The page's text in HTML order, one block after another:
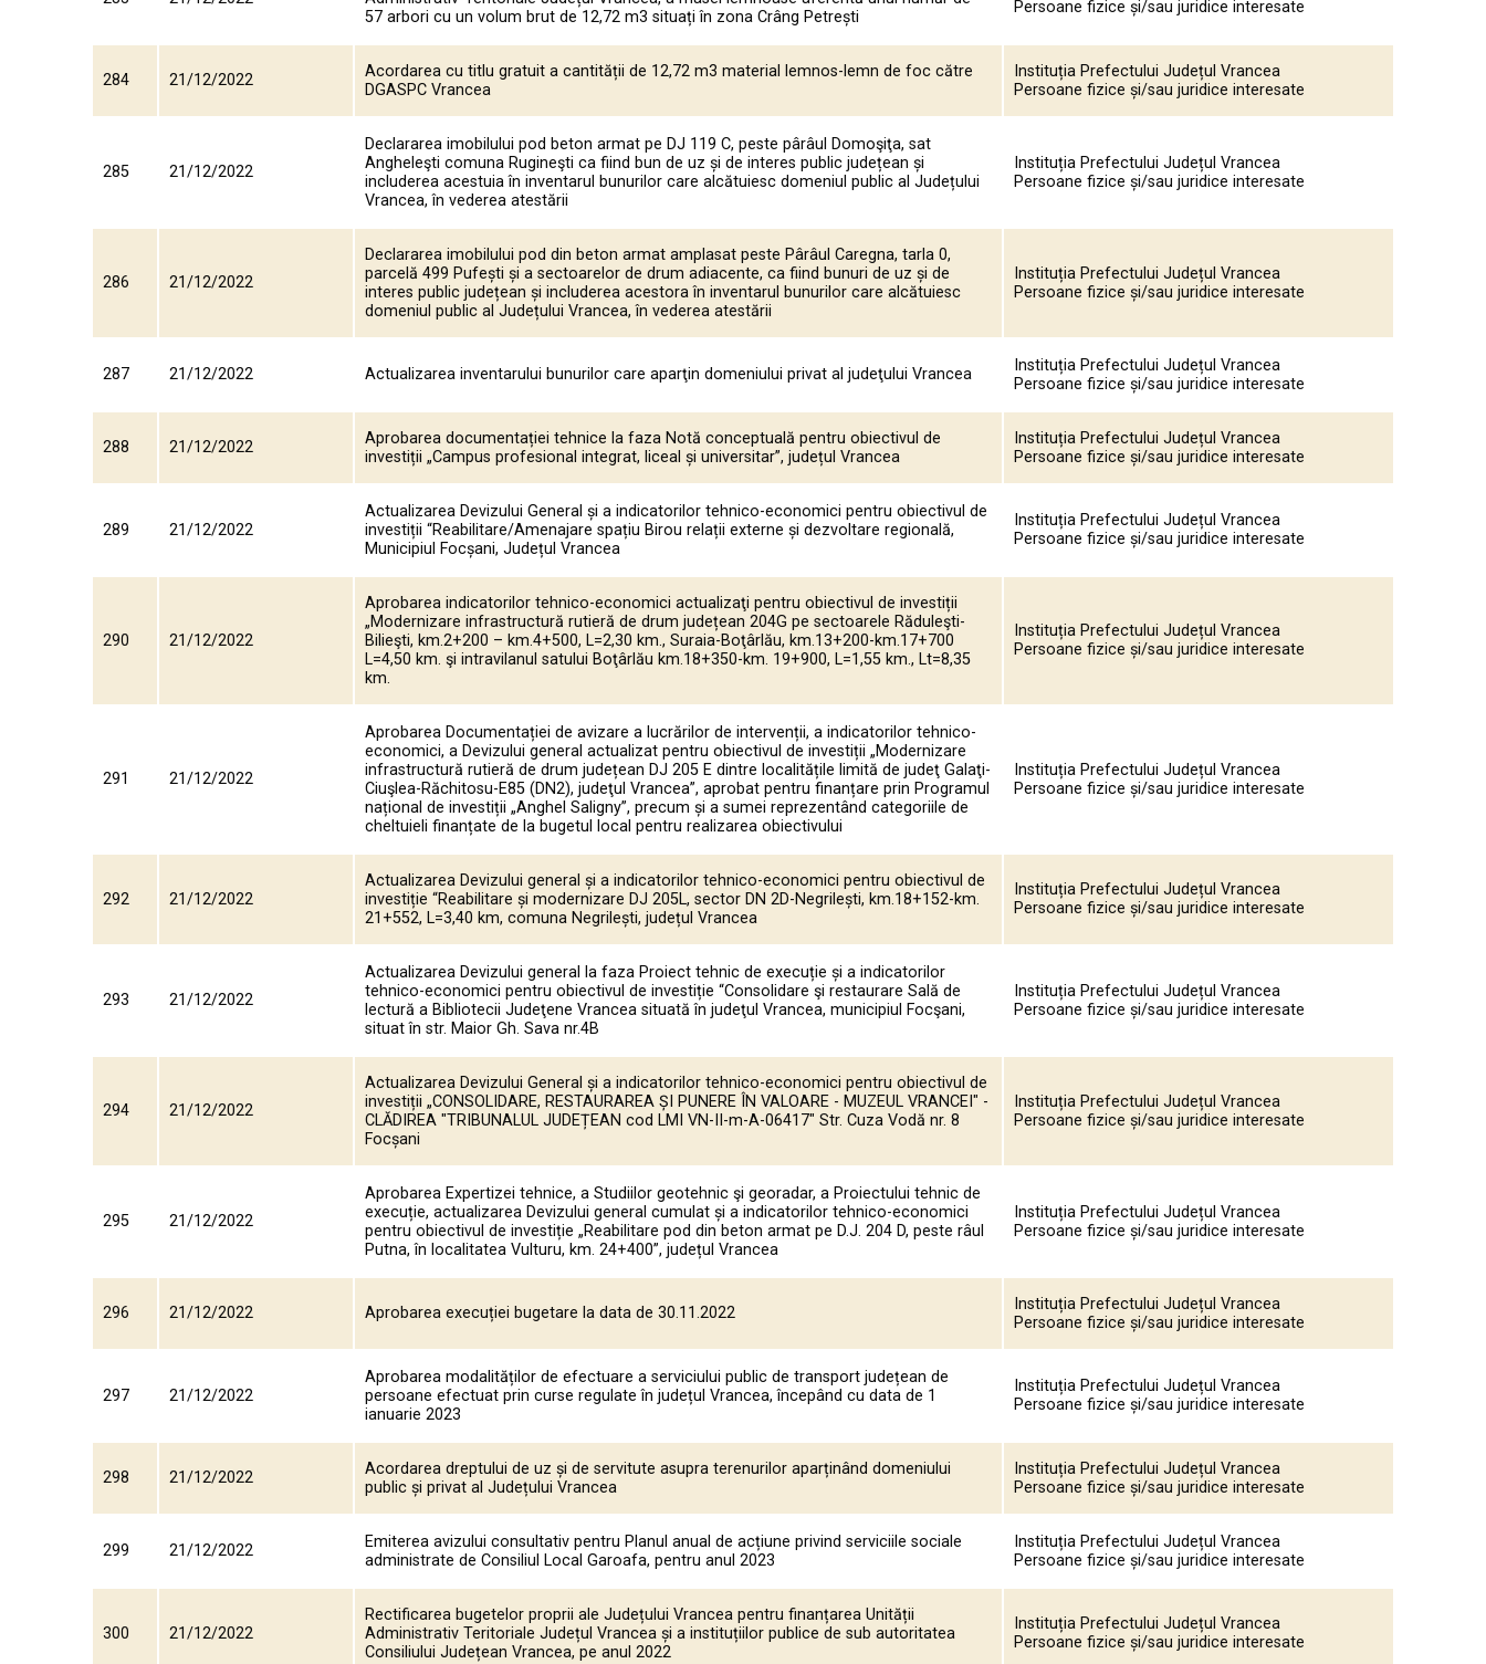
57 arbori cu un volum brut de 12,72 m3 situați în zona Crâng Petrești
Persoane fizice și/sau juridice interesate
284 21/12/2022
Acordarea cu titlu gratuit a cantității de 12,72 m3 material lemnos-lemn de foc către
DGASPC Vrancea
Instituția Prefectului Județul Vrancea
Persoane fizice și/sau juridice interesate
285 21/12/2022
Declararea imobilului pod beton armat pe DJ 119 C, peste pârâul Domoşiţa, sat
Angheleşti comuna Rugineşti ca fiind bun de uz și de interes public județean și
includerea acestuia în inventarul bunurilor care alcătuiesc domeniul public al Județului
Vrancea, în vederea atestării
Instituția Prefectului Județul Vrancea
Persoane fizice și/sau juridice interesate
286 21/12/2022
Declararea imobilului pod din beton armat amplasat peste Pârâul Caregna, tarla 0,
parcelă 499 Pufești și a sectoarelor de drum adiacente, ca fiind bunuri de uz și de
interes public județean și includerea acestora în inventarul bunurilor care alcătuiesc
domeniul public al Județului Vrancea, în vederea atestării
Instituția Prefectului Județul Vrancea
Persoane fizice și/sau juridice interesate
287 21/12/2022 Actualizarea inventarului bunurilor care aparţin domeniului privat al judeţului Vrancea
Instituția Prefectului Județul Vrancea
Persoane fizice și/sau juridice interesate
288 21/12/2022
Aprobarea documentației tehnice la faza Notă conceptuală pentru obiectivul de
investiții „Campus profesional integrat, liceal și universitar”, județul Vrancea
Instituția Prefectului Județul Vrancea
Persoane fizice și/sau juridice interesate
289 21/12/2022
Actualizarea Devizului General și a indicatorilor tehnico-economici pentru obiectivul de
investiții “Reabilitare/Amenajare spațiu Birou relații externe și dezvoltare regională,
Municipiul Focșani, Județul Vrancea
Instituția Prefectului Județul Vrancea
Persoane fizice și/sau juridice interesate
290 21/12/2022
Aprobarea indicatorilor tehnico-economici actualizaţi pentru obiectivul de investiții
„Modernizare infrastructură rutieră de drum județean 204G pe sectoarele Răduleşti-
Bilieşti, km.2+200 – km.4+500, L=2,30 km., Suraia-Boţârlău, km.13+200-km.17+700
L=4,50 km. şi intravilanul satului Boţârlău km.18+350-km. 19+900, L=1,55 km., Lt=8,35
km.
Instituția Prefectului Județul Vrancea
Persoane fizice și/sau juridice interesate
291 21/12/2022
Aprobarea Documentației de avizare a lucrărilor de intervenții, a indicatorilor tehnico-
economici, a Devizului general actualizat pentru obiectivul de investiții „Modernizare
infrastructură rutieră de drum județean DJ 205 E dintre localitățile limită de judeţ Galaţi-
Ciuşlea-Răchitosu-E85 (DN2), judeţul Vrancea”, aprobat pentru finanțare prin Programul
național de investiții „Anghel Saligny”, precum și a sumei reprezentând categoriile de
cheltuieli finanțate de la bugetul local pentru realizarea obiectivului
Instituția Prefectului Județul Vrancea
Persoane fizice și/sau juridice interesate
292 21/12/2022
Actualizarea Devizului general și a indicatorilor tehnico-economici pentru obiectivul de
investiție “Reabilitare și modernizare DJ 205L, sector DN 2D-Negrilești, km.18+152-km.
21+552, L=3,40 km, comuna Negrilești, județul Vrancea
Instituția Prefectului Județul Vrancea
Persoane fizice și/sau juridice interesate
293 21/12/2022
Actualizarea Devizului general la faza Proiect tehnic de execuție și a indicatorilor
tehnico-economici pentru obiectivul de investiție “Consolidare şi restaurare Sală de
lectură a Bibliotecii Judeţene Vrancea situată în judeţul Vrancea, municipiul Focşani,
situat în str. Maior Gh. Sava nr.4B
Instituția Prefectului Județul Vrancea
Persoane fizice și/sau juridice interesate
294 21/12/2022
Actualizarea Devizului General și a indicatorilor tehnico-economici pentru obiectivul de
investiții „CONSOLIDARE, RESTAURAREA ȘI PUNERE ÎN VALOARE - MUZEUL VRANCEI" -
CLĂDIREA "TRIBUNALUL JUDEȚEAN cod LMI VN-II-m-A-06417" Str. Cuza Vodă nr. 8
Focșani
Instituția Prefectului Județul Vrancea
Persoane fizice și/sau juridice interesate
295 21/12/2022
Aprobarea Expertizei tehnice, a Studiilor geotehnic şi georadar, a Proiectului tehnic de
execuție, actualizarea Devizului general cumulat și a indicatorilor tehnico-economici
pentru obiectivul de investiție „Reabilitare pod din beton armat pe D.J. 204 D, peste râul
Putna, în localitatea Vulturu, km. 24+400”, județul Vrancea
Instituția Prefectului Județul Vrancea
Persoane fizice și/sau juridice interesate
296 21/12/2022 Aprobarea execuției bugetare la data de 30.11.2022
Instituția Prefectului Județul Vrancea
Persoane fizice și/sau juridice interesate
297 21/12/2022
Aprobarea modalităților de efectuare a serviciului public de transport județean de
persoane efectuat prin curse regulate în județul Vrancea, începând cu data de 1
ianuarie 2023
Instituția Prefectului Județul Vrancea
Persoane fizice și/sau juridice interesate
298 21/12/2022
Acordarea dreptului de uz și de servitute asupra terenurilor aparținând domeniului
public și privat al Județului Vrancea
Instituția Prefectului Județul Vrancea
Persoane fizice și/sau juridice interesate
299 21/12/2022
Emiterea avizului consultativ pentru Planul anual de acțiune privind serviciile sociale
administrate de Consiliul Local Garoafa, pentru anul 2023
Instituția Prefectului Județul Vrancea
Persoane fizice și/sau juridice interesate
300 21/12/2022
Rectificarea bugetelor proprii ale Județului Vrancea pentru finanțarea Unității
Administrativ Teritoriale Județul Vrancea și a instituțiilor publice de sub autoritatea
Consiliului Județean Vrancea, pe anul 2022
Instituția Prefectului Județul Vrancea
Persoane fizice și/sau juridice interesate